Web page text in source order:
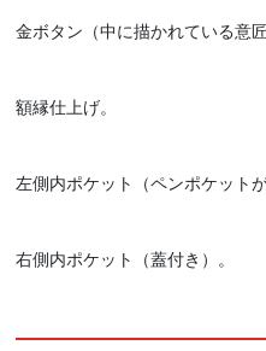
金ボタン（中に描かれている意
額縁仕上げ。
左側内ポケット（ペンポケット
右側内ポケット（蓋付き）。